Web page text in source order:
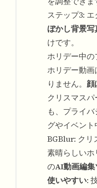
ステップ3:
ぼかし背景写
けです。
ホリデー中
ホリデー動
りません。 顔
クリスマス
も、プライ
グやイベント
BGBlur: クリ
素晴らしいホ
のAI動画編集
使いやすい: